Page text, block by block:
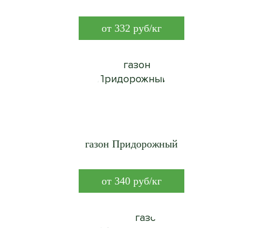
от 332 руб/кг
газон Придорожный
от 340 руб/кг